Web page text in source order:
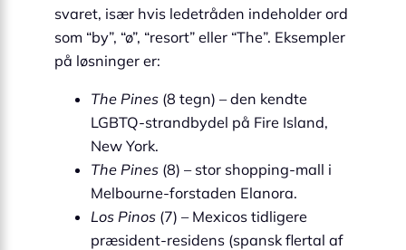
svaret, især hvis ledetråden indeholder ord
som “by”, “ø”, “resort” eller “The”. Eksempler
på løsninger er:
The Pines (8 tegn) – den kendte
LGBTQ-strandbydel på Fire Island,
New York.
The Pines (8) – stor shopping-mall i
Melbourne-forstaden Elanora.
Los Pinos (7) – Mexicos tidligere
præsident-residens (spansk flertal af